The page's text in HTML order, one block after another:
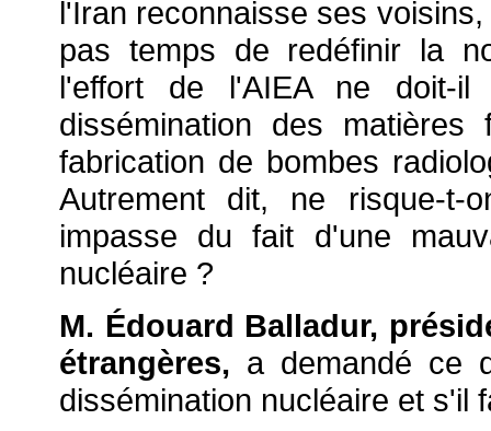
l'Iran reconnaisse ses
pas temps de redéfinir la
l'effort de l'AIEA ne doit-il
dissémination des
fabrication de bombes
Autrement dit, ne risque-
impasse du fait d'une
nucléaire ?
M. Édouard Balladur,
étrangères, a demandé ce
dissémination nucléaire et s'il